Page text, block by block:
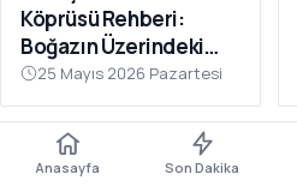
Köprüsü Rehberi:
Boğazın Üzerindeki
Dev25 Mayıs 2026 Pazartesi
Anasayfa Son Dakika